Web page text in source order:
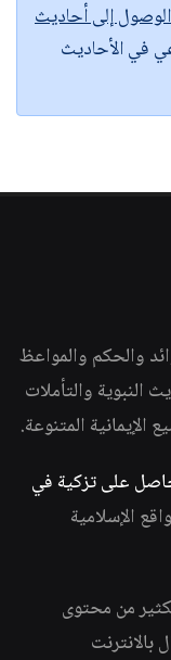
إلى أحاديث
في الأحاديث
والحكم والمواعظ
النبوية والتأملات
الإيمانية المتنوعة.
على تزكية في
الإسلامية
من محتوى